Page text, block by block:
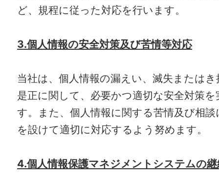
ど、規程に従った対応を行います。
3.個人情報の安全対策及び苦情等対応
当社は、個人情報の漏えい、滅失または
是正に関して、必要かつ適切な安全対策
す。また、個人情報に関する苦情及び相
を設けて適切に対応するよう努めます。
4.個人情報保護マネジメントシステムの継